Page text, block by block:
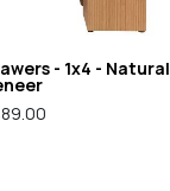
- 1x4 - Natural